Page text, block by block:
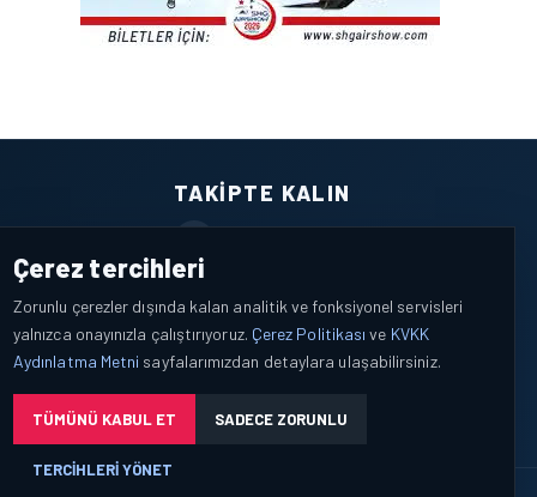
TAKIPTE KALIN
YouTube
Çerez tercihleri
Zorunlu çerezler dışında kalan analitik ve fonksiyonel servisleri
yalnızca onayınızla çalıştırıyoruz. Çerez Politikası ve KVKK
Aydınlatma Metni sayfalarımızdan detaylara ulaşabilirsiniz.
TÜMÜNÜ KABUL ET SADECE ZORUNLU
TERCIHLERI YÖNET